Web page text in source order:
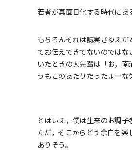
若者が真面目化する時代に
もちろんそれは誠実さゆえ
てお伝えできてないのでは
いたときの大先輩は「お，
うもこのあたりだったよーな
とはいえ，僕は生来のお調
ただ，そこからどう余白を
ありそう。